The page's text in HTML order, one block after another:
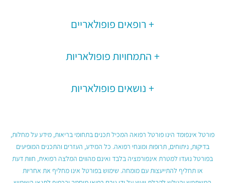
רופאים פופולאריים
התמחויות פופולאריות
נושאים פופולאריות
פורטל אינפומד הינו פורטל רפואה המכיל תכנים בתחומי בריאות, מידע על מחלות,
בדיקות, ניתוחים, תרופות ומונחי רפואה. כל המידע, העזרים והתכנים המופיעים
בפורטל נועדו למטרת אינפורמציה בלבד ואינם מהווים המלצה רפואית, חוות דעת
או תחליף להתייעצות עם מומחה. שימוש בפורטל אינו מחליף את אחריות